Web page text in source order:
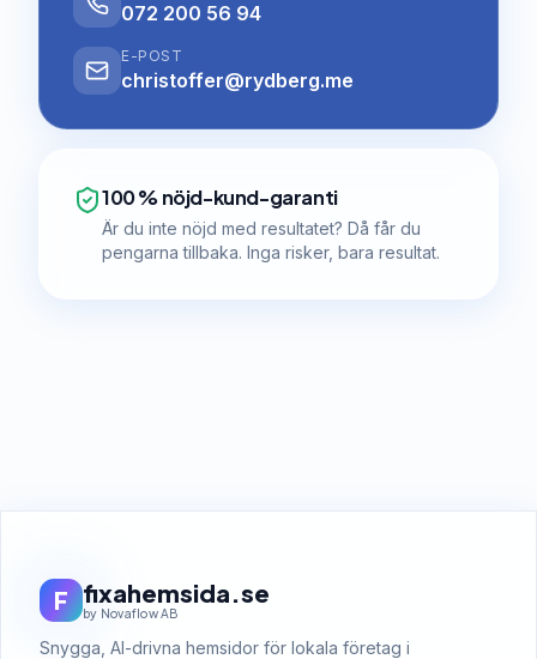
072 200 56 94
E-POST
christoffer@rydberg.me
100 % nöjd-kund-garanti
Är du inte nöjd med resultatet? Då får du
pengarna tillbaka. Inga risker, bara resultat.
F fixahemsida.se
by Novaflow AB
Snygga, AI-drivna hemsidor för lokala företag i